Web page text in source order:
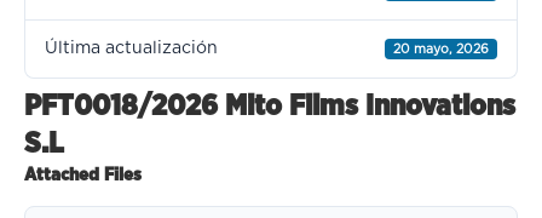
Última actualización 20 mayo, 2026
PFT0018/2026 Mito Films Innovations
S.L
Attached Files